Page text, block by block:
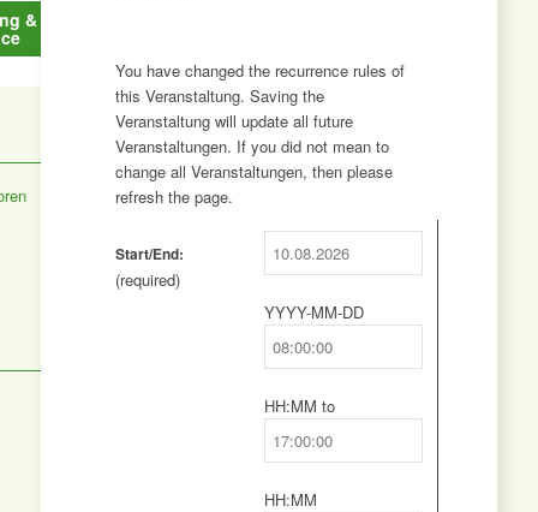
&
You have changed the recurrence rules of
this Veranstaltung. Saving the
Veranstaltung will update all future
Veranstaltungen. If you did not mean to
change all Veranstaltungen, then please
refresh the page.
Start/End:
(required)
YYYY-MM-DDEvent
HH:MM toEvent
HH:MMEvent